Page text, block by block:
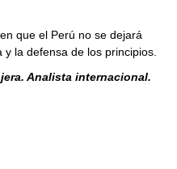
que el Perú no se dejará
la defensa de los principios.
Analista internacional.